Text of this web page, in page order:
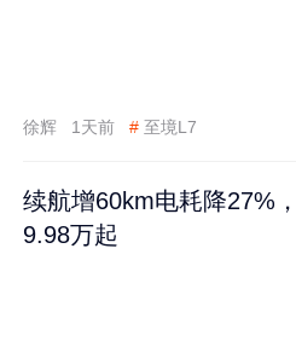
徐辉 1天前 # 至境L7
续航增60km电耗降27%
9.98万起